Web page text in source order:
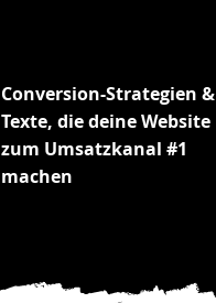
Conversion-Strategien &
Texte, die deine Website
zum Umsatzkanal #1
machen